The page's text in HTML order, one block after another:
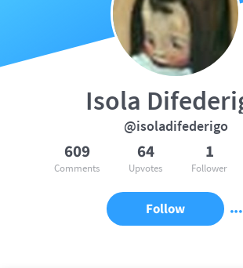
Isola
@isoladifederigo
609
Comments
64
Upvotes
1
Follower
Follow